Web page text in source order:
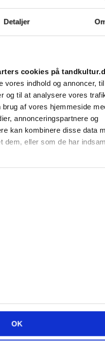
Detaljer
cookies på
vores indhold og annoncer,
og til at analysere vores
af vores hjemmeside
annonceringspartnere og
kan kombinere disse data
dem, eller som de har
OK